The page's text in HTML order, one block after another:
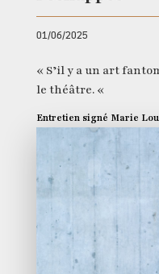
01/06/2025
« S’il y a un art
le théâtre. «
Entretien signé Marie